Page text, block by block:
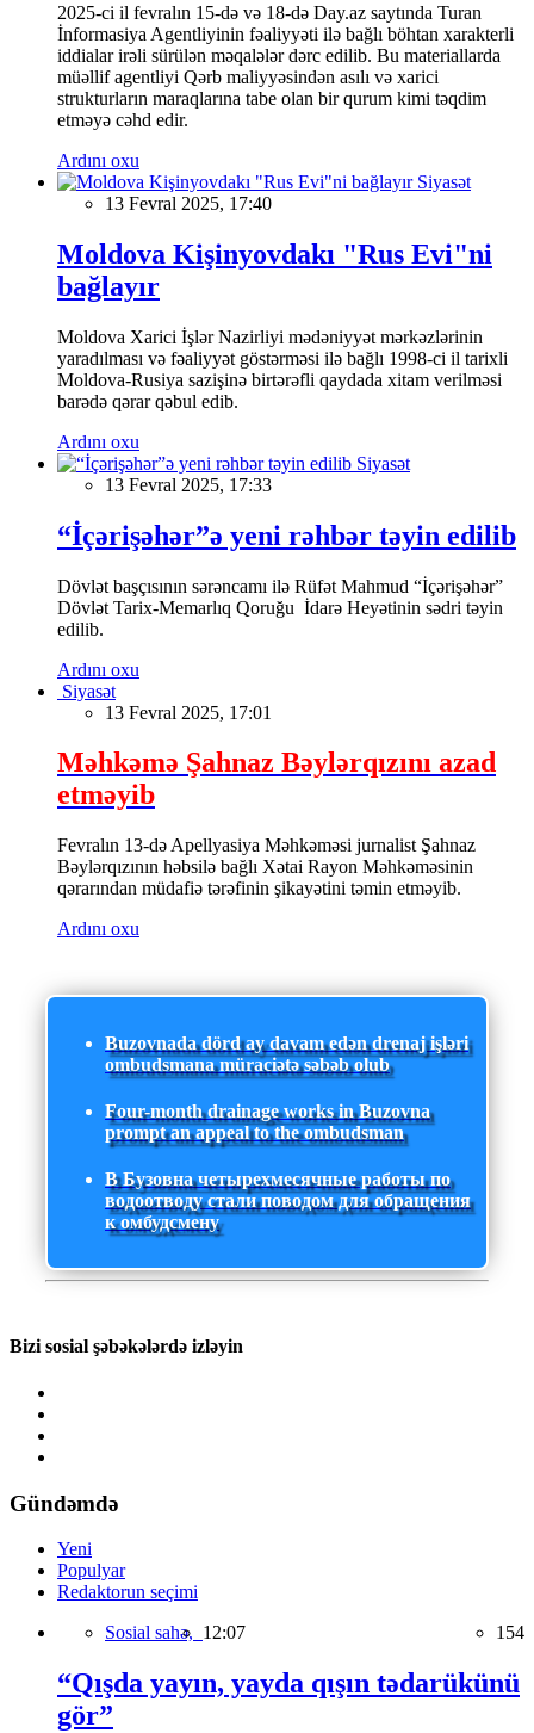
2025-ci il fevralın 15-də və 18-də Day.az saytında Turan
İnformasiya Agentliyinin fəaliyyəti ilə bağlı böhtan xarakterli
iddialar irəli sürülən məqalələr dərc edilib. Bu materiallarda
müəllif agentliyi Qərb maliyyəsindən asılı və xarici
strukturların maraqlarına tabe olan bir qurum kimi təqdim
etməyə cəhd edir.
Ardını oxu
Siyasət
13 Fevral 2025, 17:40
Moldova Kişinyovdakı "Rus Evi"ni
bağlayır
Moldova Xarici İşlər Nazirliyi mədəniyyət mərkəzlərinin
yaradılması və fəaliyyət göstərməsi ilə bağlı 1998-ci il tarixli
Moldova-Rusiya sazişinə birtərəfli qaydada xitam verilməsi
barədə qərar qəbul edib.
Ardını oxu
Siyasət
13 Fevral 2025, 17:33
“İçərişəhər”ə yeni rəhbər təyin edilib
Dövlət başçısının sərəncamı ilə Rüfət Mahmud “İçərişəhər”
Dövlət Tarix-Memarlıq Qoruğu İdarə Heyətinin sədri təyin
edilib.
Ardını oxu
Siyasət
13 Fevral 2025, 17:01
Məhkəmə Şahnaz Bəylərqızını azad
etməyib
Fevralın 13-də Apellyasiya Məhkəməsi jurnalist Şahnaz
Bəylərqızının həbsilə bağlı Xətai Rayon Məhkəməsinin
qərarından müdafiə tərəfinin şikayətini təmin etməyib.
Ardını oxu
Buzovnada dörd ay davam edən drenaj işləri
ombudsmana müraciətə səbəb olub
Four-month drainage works in Buzovna
prompt an appeal to the ombudsman
В Бузовна четырехмесячные работы по
водоотводу стали поводом для обращения
к омбудсмену
Bizi sosial şəbəkələrdə izləyin
Gündəmdə
Yeni
Populyar
Redaktorun seçimi
Sosial sahə, 12:07 154
“Qışda yayın, yayda qışın tədarükünü
gör”